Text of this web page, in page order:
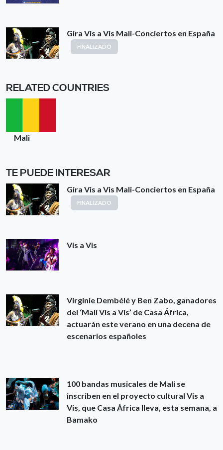
Gira Vis a Vis Mali-Conciertos en España
FINALIZADO
RELATED COUNTRIES
Mali
TE PUEDE INTERESAR
Gira Vis a Vis Mali-Conciertos en España
FINALIZADO
Vis a Vis
Virginie Dembélé y Ben Zabo, ganadores
del ‘Mali Vis a Vis’ de Casa África,
actuarán este verano en una decena de
escenarios españoles
100 bandas musicales de Mali se
inscriben en el proyecto cultural Vis a
Vis, que Casa África lleva, esta semana, a
Bamako